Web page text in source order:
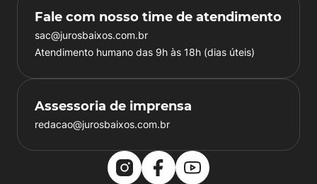
Fale com nosso time de atendimento
sac@jurosbaixos.com.br
Atendimento humano das 9h às 18h (dias úteis)
Assessoria de imprensa
redacao@jurosbaixos.com.br